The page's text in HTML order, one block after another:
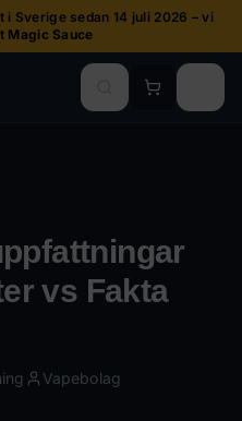
Sverige sedan 14 juli 2026 – vi
Magic Sauce
vs Fakta
Vapebolag